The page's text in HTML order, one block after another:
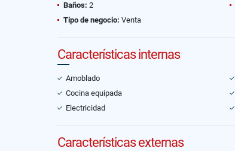
Baños: 2
Tipo de negocio: Venta
Características internas
Amoblado
Cocina equipada
Electricidad
Características externas